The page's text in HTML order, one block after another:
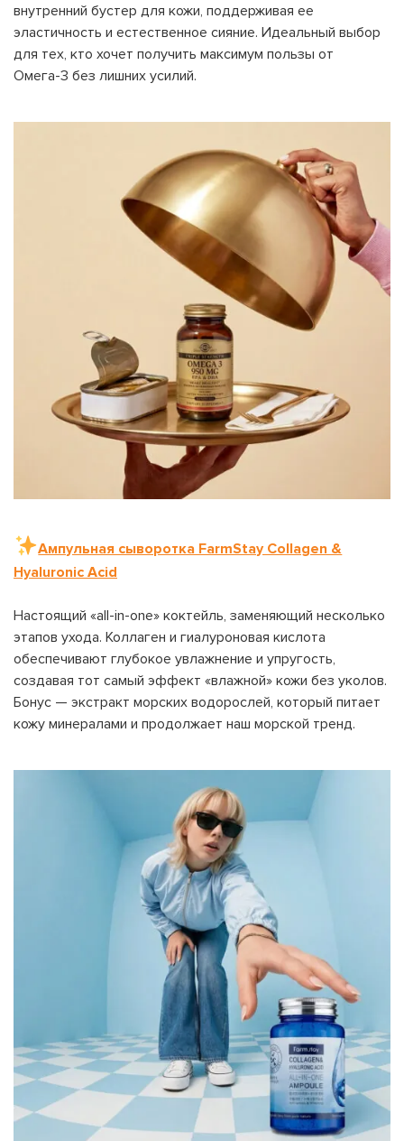
внутренний бустер для кожи, поддерживая ее
эластичность и естественное сияние. Идеальный выбор
для тех, кто хочет получить максимум пользы от
Омега-3 без лишних усилий.
Ампульная сыворотка FarmStay Collagen &
Hyaluronic Acid
Настоящий «all-in-one» коктейль, заменяющий несколько
этапов ухода. Коллаген и гиалуроновая кислота
обеспечивают глубокое увлажнение и упругость,
создавая тот самый эффект «влажной» кожи без уколов.
Бонус — экстракт морских водорослей, который питает
кожу минералами и продолжает наш морской тренд.
Имя пользователя:
Номер карты лояльности:
Бонусов на счету:
Авторизация
ЗАРЕГИСТРИРОВАТЬСЯ
ВОЙТИ С ПОМОЩЬЮ ЗВОНКА
На вашем счету бонусов
Желаю перечислить:
ВЕРНУТЬСЯ ПЕРЕЧИСЛИТЬ
ВЕРНУТЬСЯ